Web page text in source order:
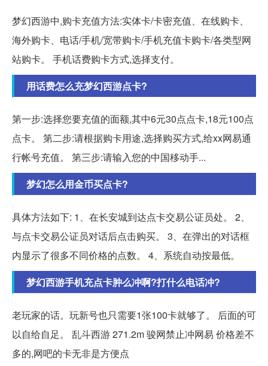
梦幻西游中,购卡充值方法:实体卡/卡密充值、在线购卡、
海外购卡、电话/手机/宽带购卡/手机充值卡购卡/各类型网
站购卡。 手机话费购卡方式,选择支付。
用话费怎么充梦幻西游点卡?
第一步:选择您要充值的面额,其中6元30点点卡,18元100点
点卡。 第二步:请根据购卡用途,选择购买方式,给xx网易通
行帐号充值。 第三步:请输入您的中国移动手...
梦幻怎么用金币买点卡?
具体方法如下: 1、在长安城到达点卡交易公证员处。 2、
与点卡交易公证员对话后点击购买。 3、在弹出的对话框
内显示了很多不同价格的点数。 4、系统自动按最低。
梦幻西游手机充点卡肿么冲啊?打什么电话冲?
老玩家的话。玩新号也只需要1张100卡就够了。 后面的可
以自给自足。 乱斗西游 271.2m 骏网禁止冲网易 价格差不
多的,网吧的卡无非是方便点